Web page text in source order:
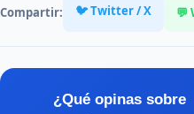
Compartir: 🐦 Twitter / X 💬
¿Qué opinas sobre